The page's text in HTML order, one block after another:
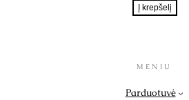
Į krepšelį
MENIU
Parduotuvė